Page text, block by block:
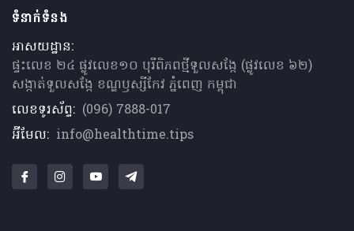
ទំនាក់ទំនង
អាសយដ្ឋាន:
ផ្ទះលេខ ២៤ ផ្លូវលេខ១០ បុរីពិភពថ្មីទួលសង្កែ (ផ្លូវលេខ ៦២)
សង្កាត់ទួលសង្កែ ខណ្ឌឫស្សីកែវ ភ្នំពេញ កម្ពុជា
លេខទូរស័ព្ទ: (096) 7888-017
អ៊ីមែល: info@healthtime.tips